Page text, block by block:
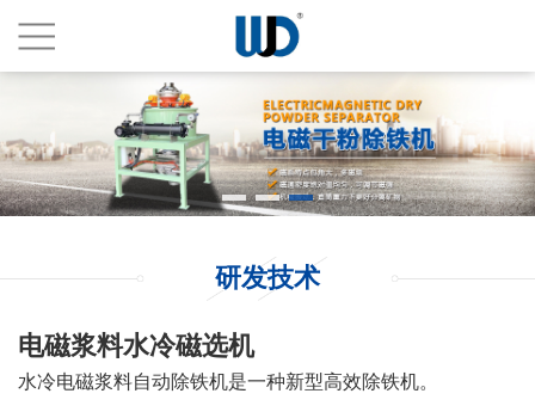
研发技术
电磁浆料水冷磁选机
水冷电磁浆料自动除铁机是一种新型高效除铁机。